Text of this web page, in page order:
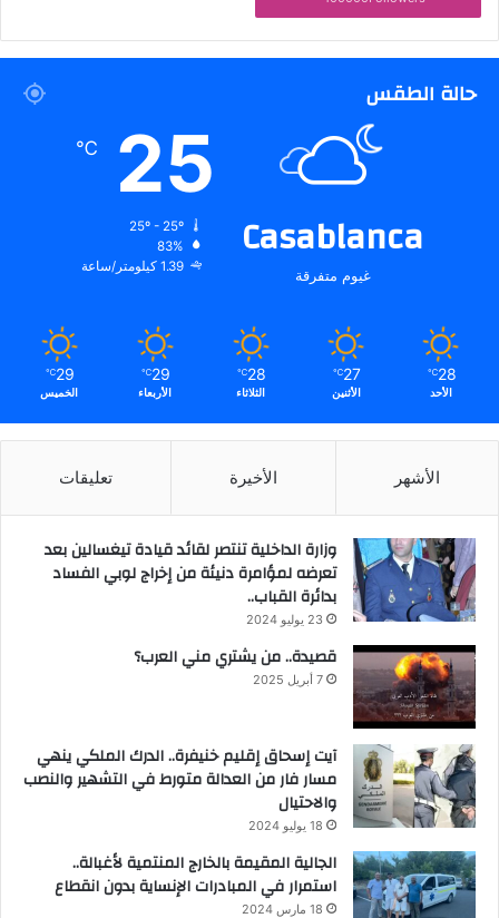
حالة الطقس
Casablanca
غيوم متفرقة
25
℃
83%
1.39 كيلومتر/ساعة
28
℃
الأحد
27
℃
الأثنين
28
℃
الثلاثاء
29
℃
الأربعاء
29
℃
الخميس
الأشهر الأخيرة تعليقات
وزارة الداخلية تنتصر لقائد قيادة تيغسالين بعد
تعرضه لمؤامرة دنيئة من إخراج لوبي الفساد
بدائرة القباب..
23 يوليو 2024
قصيدة.. من يشتري مني العرب؟
7 أبريل 2025
آيت إسحاق إقليم خنيفرة.. الدرك الملكي ينهي
مسار فار من العدالة متورط في التشهير والنصب
والاحتيال
18 يوليو 2024
الجالية المقيمة بالخارج المنتمية لأغبالة..
استمرار في المبادرات الإنساية بدون انقطاع
18 مارس 2024